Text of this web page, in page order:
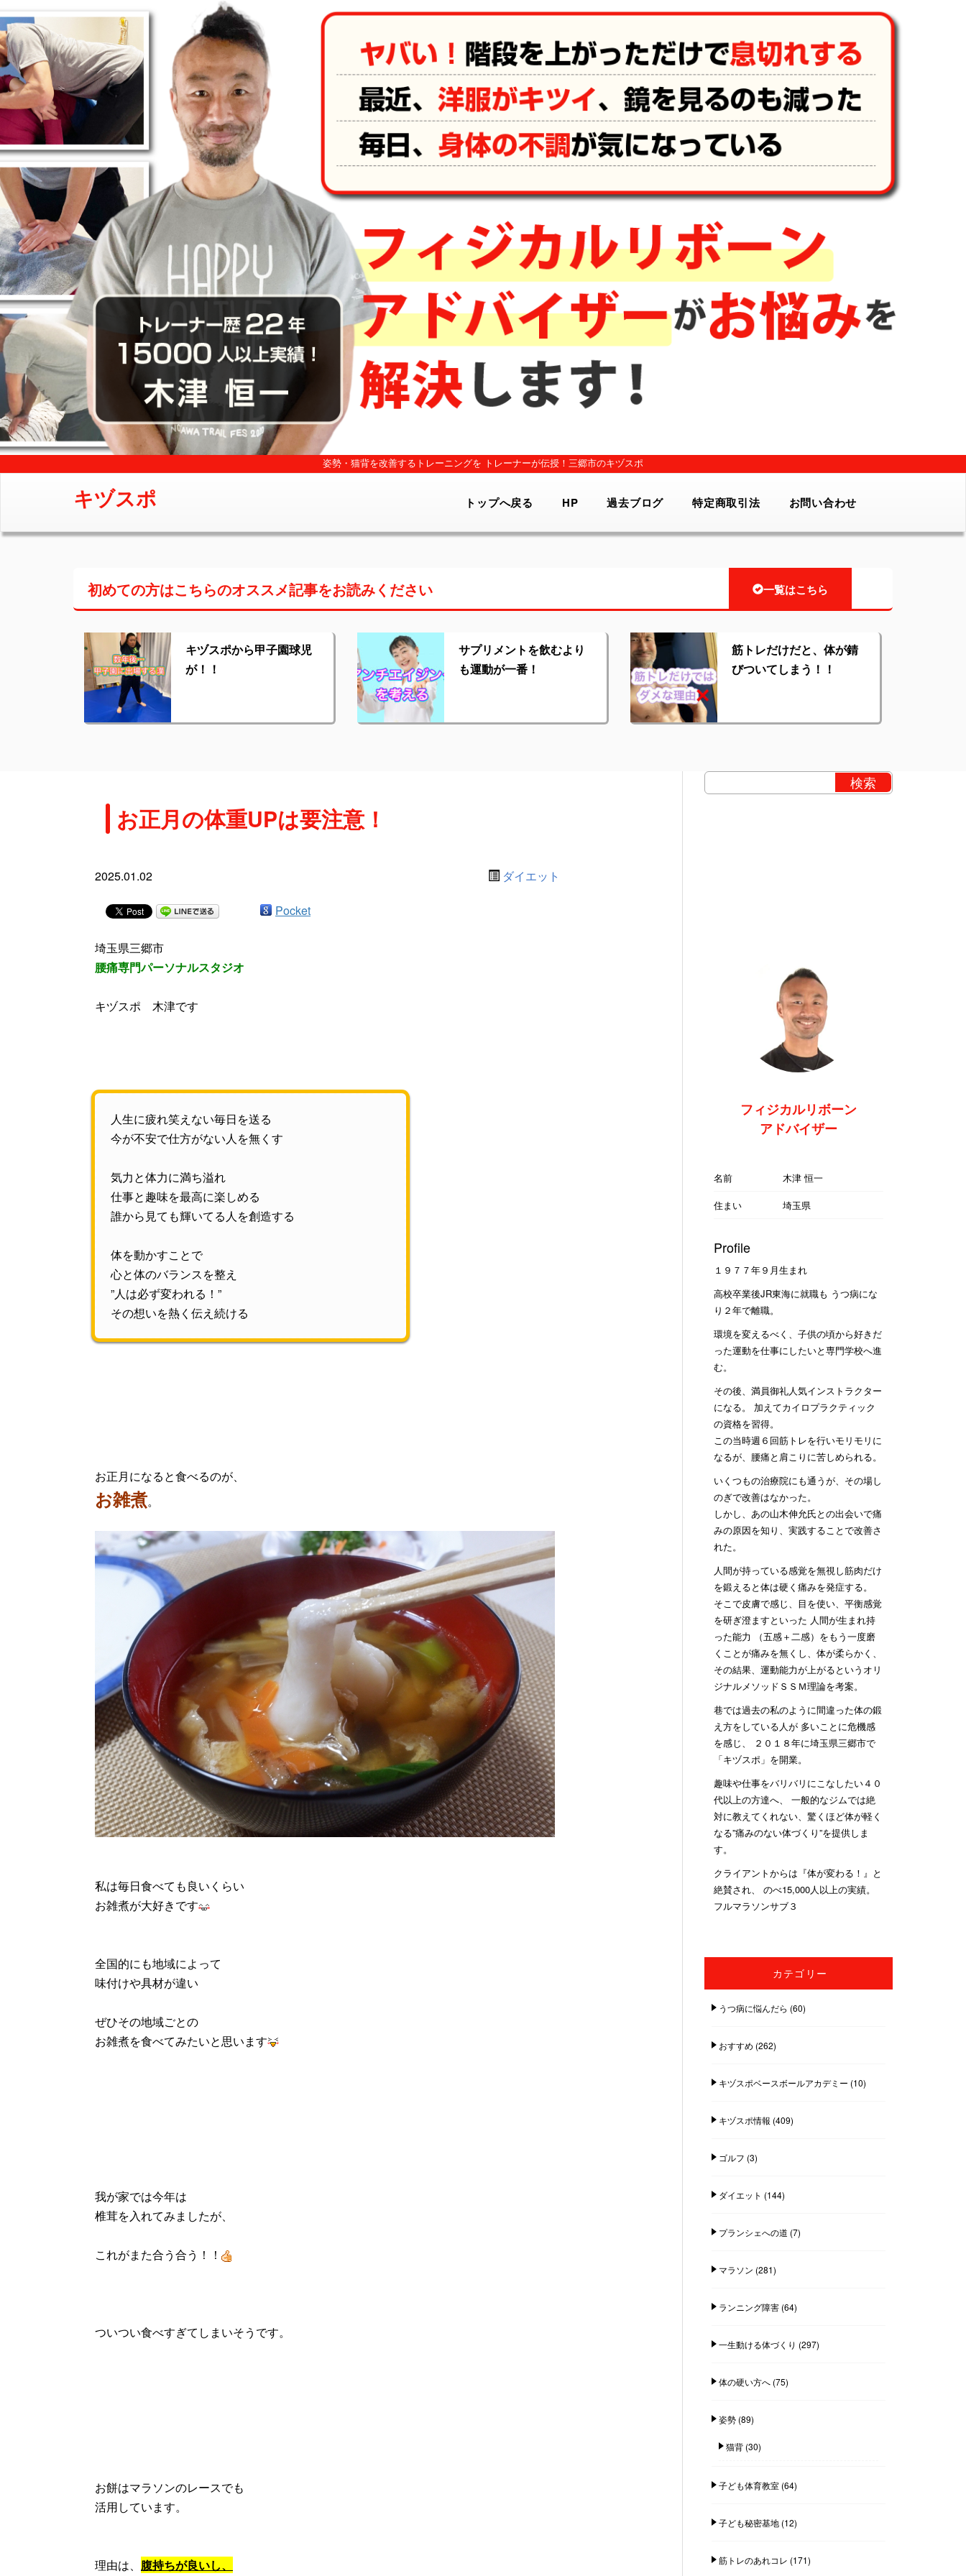
姿勢・猫背を改善するトレーニングを トレーナーが伝授！三郷市のキヅスポ
キヅスポ トップへ戻る HP 過去ブログ 特定商取引法 お問い合わせ
初めての方はこちらのオススメ記事をお読みください 一覧はこちら
キヅスポから甲子園球児
が！！
サプリメントを飲むより
も運動が一番！
筋トレだけだと、体が錆
びついてしまう！！
お正月の体重UPは要注意！
2025.01.02 ダイエット
Pocket
埼玉県三郷市
腰痛専門パーソナルスタジオ
キヅスポ 木津です
人生に疲れ笑えない毎日を送る
今が不安で仕方がない人を無くす
気力と体力に満ち溢れ
仕事と趣味を最高に楽しめる
誰から見ても輝いてる人を創造する
体を動かすことで
心と体のバランスを整え
”人は必ず変われる！”
その想いを熱く伝え続ける
お正月になると食べるのが、
お雑煮。
私は毎日食べても良いくらい
お雑煮が大好きです
全国的にも地域によって
味付けや具材が違い
ぜひその地域ごとの
お雑煮を食べてみたいと思います
我が家では今年は
椎茸を入れてみましたが、
これがまた合う合う！！
ついつい食べすぎてしまいそうです。
お餅はマラソンのレースでも
活用しています。
理由は、 腹持ちが良いし、
フィジカルリボーン
アドバイザー
名前
木津 恒一
住まい
埼玉県
Profile
１９７７年９月生まれ
高校卒業後JR東海に就職も うつ病にな
り２年で離職。
環境を変えるべく、子供の頃から好きだ
った運動を仕事にしたいと専門学校へ進
む。
その後、満員御礼人気インストラクター
になる。 加えてカイロプラクティック
の資格を習得。
この当時週６回筋トレを行いモリモリに
なるが、腰痛と肩こりに苦しめられる。
いくつもの治療院にも通うが、その場し
のぎで改善はなかった。
しかし、あの山木伸允氏との出会いで痛
みの原因を知り、実践することで改善さ
れた。
人間が持っている感覚を無視し筋肉だけ
を鍛えると体は硬く痛みを発症する。
そこで皮膚で感じ、目を使い、平衡感覚
を研ぎ澄ますといった 人間が生まれ持
った能力 （五感＋二感）をもう一度磨
くことが痛みを無くし、体が柔らかく、
その結果、運動能力が上がるというオリ
ジナルメソッドＳＳＭ理論を考案。
巷では過去の私のように間違った体の鍛
え方をしている人が 多いことに危機感
を感じ、 ２０１８年に埼玉県三郷市で
「キヅスポ」を開業。
趣味や仕事をバリバリにこなしたい４０
代以上の方達へ、 一般的なジムでは絶
対に教えてくれない、驚くほど体が軽く
なる”痛みのない体づくり”を提供しま
す。
クライアントからは『体が変わる！』と
絶賛され、 のべ15,000人以上の実績。
フルマラソンサブ３
カテゴリー
うつ病に悩んだら (60)
おすすめ (262)
キヅスポベースボールアカデミー (10)
キヅスポ情報 (409)
ゴルフ (3)
ダイエット (144)
プランシェへの道 (7)
マラソン (281)
ランニング障害(64)
一生動ける体づくり (297)
体の硬い方へ(75)
姿勢(89)
猫背(30)
子ども体育教室(64)
子ども秘密基地(12)
筋トレのあれコレ (171)